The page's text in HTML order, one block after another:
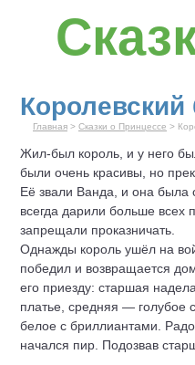
Королевский
Главная > Сказки о Принцессе >
Жил-был король, и у него
были очень красивы, но
Её звали Ванда, и она была
всегда дарили больше всех
запрещали проказничать.
Однажды король ушёл на
победил и возвращается
его приезду: старшая
платье, средняя —
белое с бриллиантами.
начался пир. Подозвав